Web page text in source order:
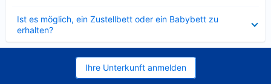
Ist es möglich, ein Zustellbett oder ein Babybett zu
erhalten?
Ihre Unterkunft anmelden